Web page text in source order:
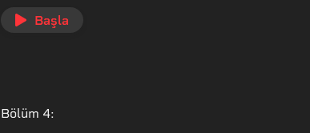
Başla
Bölüm 4: